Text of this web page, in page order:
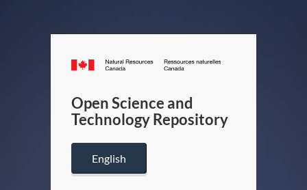
Canada.ca
/
Canada
Open Science and
Technology Repository
English